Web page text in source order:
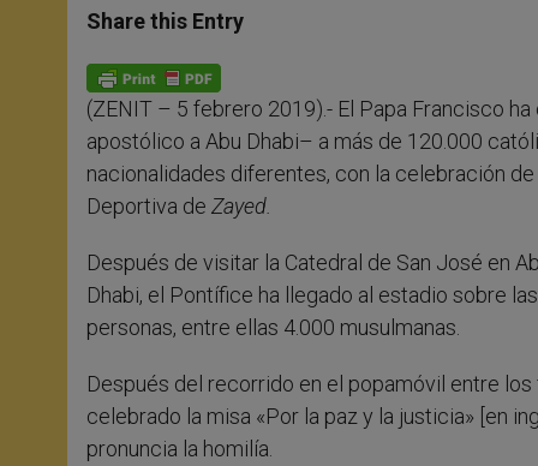
t
s
p
p
s
e
g
e
e
b
o
k
Share this Entry
(ZENIT – 5 febrero 2019).- El Papa Francisco
apostólico a Abu Dhabi– a más de 120.000
nacionalidades diferentes, con la celebración
Deportiva de Zayed.
Después de visitar la Catedral de San José en
Dhabi, el Pontífice ha llegado al estadio sobre
personas, entre ellas 4.000 musulmanas.
Después del recorrido en el popamóvil entre los
celebrado la misa «Por la paz y la justicia» [en
pronuncia la homilía.